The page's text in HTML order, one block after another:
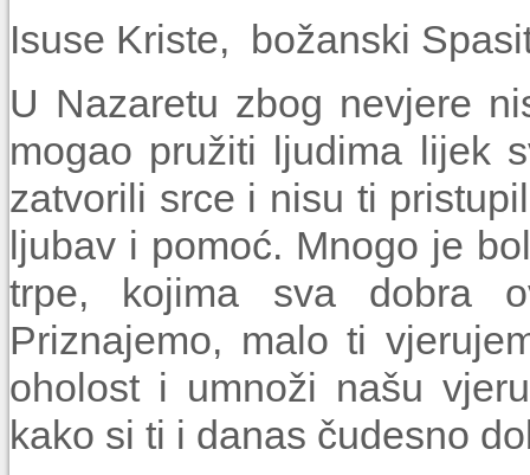
Isuse Kriste, božanski
U Nazaretu zbog nevjere
mogao pružiti ljudima lijek
zatvorili srce i nisu ti
ljubav i pomoć. Mnogo je
trpe, kojima sva dobra
Priznajemo, malo ti
oholost i umnoži našu
kako si ti i danas čudesno